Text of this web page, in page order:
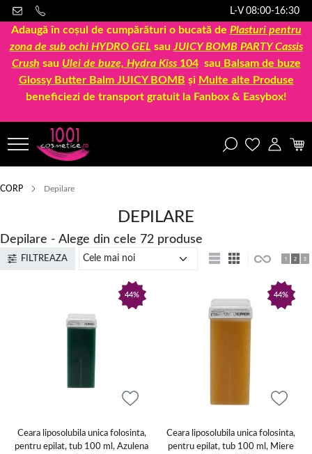
L-V 08:00-16:30
Adaugă în coșul de cumpărături o bucată de Plasturi pentru
zona de sub ochi HYDRO GEL sau JUICY BOMB PARTY Cassis
Crush sau Ulei de buze, Hydra Kiss 104sau Balsam de buze
Glossy Butter Balm JUICY BOMB și Multe alte Produse
beneficiezi de transport gratuit la Fanbox & Easybox!
CORP Depilare
DEPILARE
Depilare - Alege din cele 72 produse
FILTREAZA
44%
Ceara liposolubila unica folosinta,
pentru epilat, tub 100 ml, Azulena
44%
Ceara liposolubila unica folosinta,
pentru epilat, tub 100 ml, Miere